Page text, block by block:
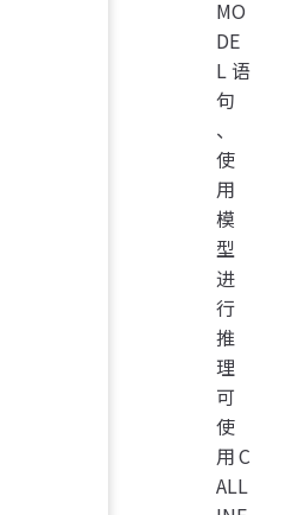
MO
DE
L语
句
、
使
用
模
型
进
行
推
理
可
使
用C
ALL